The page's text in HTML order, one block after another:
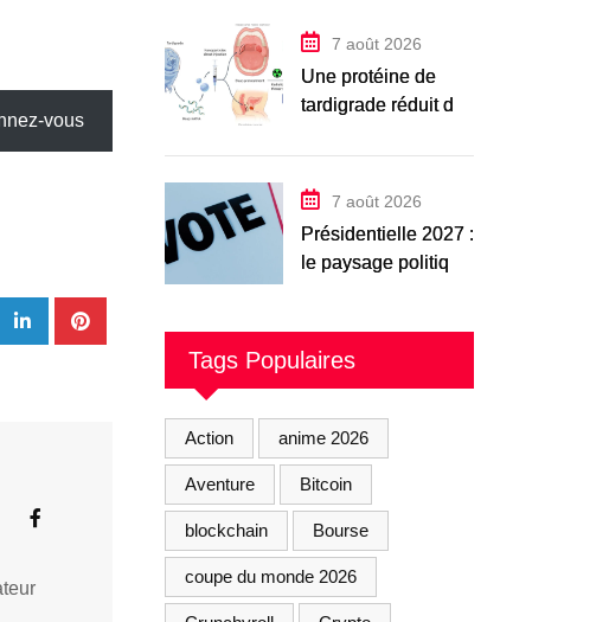
vous
7 août 2026
Une protéine de
tardigrade réduit de
des radiations sur
l’ADN humain
7 août 2026
Présidentielle 2027 :
le paysage politique
Tags Populaires
Action anime 2026
Aventure Bitcoin
blockchain Bourse
coupe du monde 2026